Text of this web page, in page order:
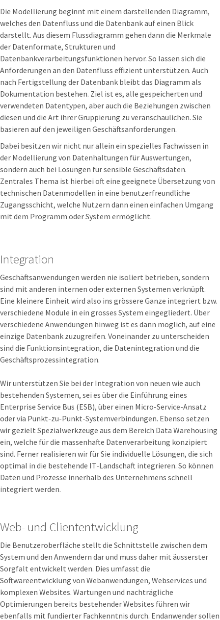
Die Modellierung beginnt mit einem darstellenden Diagramm,
welches den Datenfluss und die Datenbank auf einen Blick
darstellt. Aus diesem Flussdiagramm gehen dann die Merkmale
der Datenformate, Strukturen und
Datenbankverarbeitungsfunktionen hervor. So lassen sich die
Anforderungen an den Datenfluss effizient unterstützen. Auch
nach Fertigstellung der Datenbank bleibt das Diagramm als
Dokumentation bestehen. Ziel ist es, alle gespeicherten und
verwendeten Datentypen, aber auch die Beziehungen zwischen
diesen und die Art ihrer Gruppierung zu veranschaulichen. Sie
basieren auf den jeweiligen Geschäftsanforderungen.
Dabei besitzen wir nicht nur allein ein spezielles Fachwissen in
der Modellierung von Datenhaltungen für Auswertungen,
sondern auch bei Lösungen für sensible Geschäftsdaten.
Zentrales Thema ist hierbei oft eine geeignete Übersetzung von
technischen Datenmodellen in eine benutzerfreundliche
Zugangsschicht, welche Nutzern dann einen einfachen Umgang
mit dem Programm oder System ermöglicht.
Integration
Geschäftsanwendungen werden nie isoliert betrieben, sondern
sind mit anderen internen oder externen Systemen verknüpft.
Eine kleinere Einheit wird also ins grössere Ganze integriert bzw.
verschiedene Module in ein grosses System eingegliedert. Über
verschiedene Anwendungen hinweg ist es dann möglich, auf eine
einzige Datenbank zuzugreifen. Voneinander zu unterscheiden
sind die Funktionsintegration, die Datenintegration und die
Geschäftsprozessintegration.
Wir unterstützen Sie bei der Integration von neuen wie auch
bestehenden Systemen, sei es über die Einführung eines
Enterprise Service Bus (ESB), über einen Micro-Service-Ansatz
oder via Punkt-zu-Punkt-Systemverbindungen. Ebenso setzen
wir gezielt Spezialwerkzeuge aus dem Bereich Data Warehousing
ein, welche für die massenhafte Datenverarbeitung konzipiert
sind. Ferner realisieren wir für Sie individuelle Lösungen, die sich
optimal in die bestehende IT-Landschaft integrieren. So können
Daten und Prozesse innerhalb des Unternehmens schnell
integriert werden.
Web- und Cliententwicklung
Die Benutzeroberfläche stellt die Schnittstelle zwischen dem
System und den Anwendern dar und muss daher mit äusserster
Sorgfalt entwickelt werden. Dies umfasst die
Softwareentwicklung von Webanwendungen, Webservices und
komplexen Websites. Wartungen und nachträgliche
Optimierungen bereits bestehender Websites führen wir
ebenfalls mit fundierter Fachkenntnis durch. Endanwender sollen